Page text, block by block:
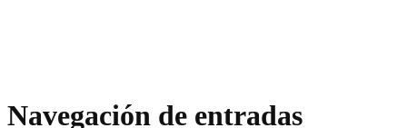
Navegación de entradas